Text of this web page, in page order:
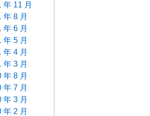
年 11 月
年 8 月
年 6 月
年 5 月
年 4 月
年 3 月
年 8 月
年 7 月
年 3 月
年 2 月